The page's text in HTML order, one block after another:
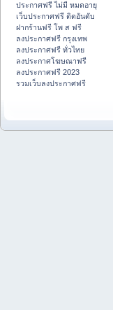
ประกาศฟรี ไม่มี หมดอายุ
เว็บประกาศฟรี ติดอันดับ
ฝากร้านฟรี โพ ส ฟรี
ลงประกาศฟรี กรุงเทพ
ลงประกาศฟรี ทั่วไทย
ลงประกาศโฆษณาฟรี
ลงประกาศฟรี 2023
รวมเว็บลงประกาศฟรี